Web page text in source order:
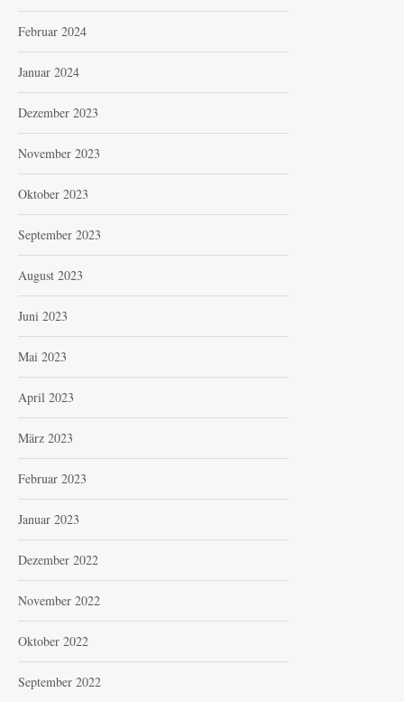
Februar 2024
Januar 2024
Dezember 2023
November 2023
Oktober 2023
September 2023
August 2023
Juni 2023
Mai 2023
April 2023
März 2023
Februar 2023
Januar 2023
Dezember 2022
November 2022
Oktober 2022
September 2022